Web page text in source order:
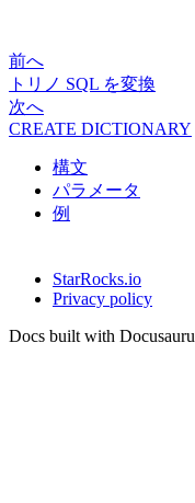
前へ
トリノ SQL を変換
次へ
CREATE DICTIONARY
構文
パラメータ
例
StarRocks.io
Privacy policy
Docs built with